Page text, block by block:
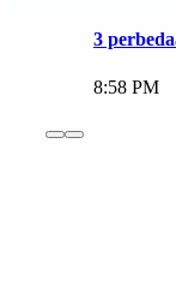
3
8:58 PM